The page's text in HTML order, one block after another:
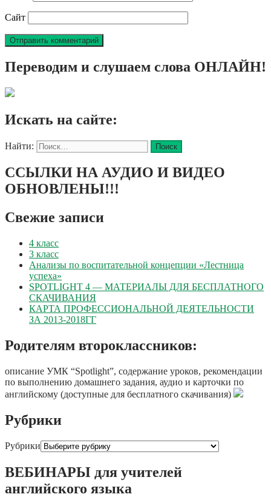
Сайт
Переводим и слушаем слова ОНЛАЙН!
Искать на сайте:
Найти:
ССЫЛКИ НА АУДИО И ВИДЕО
ОБНОВЛЕНЫ!!!
Свежие записи
4 класс
3 класс
Анализы по воспитательной концепции «Лестница
успеха»
SPOTLIGHT 4 — МАТЕРИАЛЫ ДЛЯ БЕСПЛАТНОГО
СКАЧИВАНИЯ
КАРТА ПРОФЕССИОНАЛЬНОЙ ДЕЯТЕЛЬНОСТИ
ЗА 2013-2018ГГ
Родителям второклассников:
описание УМК “Spotlight”, содержание уроков, рекомендации
по выполнению домашнего задания, аудио и карточки по
английскому (доступные для бесплатного скачивания)
Рубрики
Рубрики
ВЕБИНАРЫ для учителей
английского языка